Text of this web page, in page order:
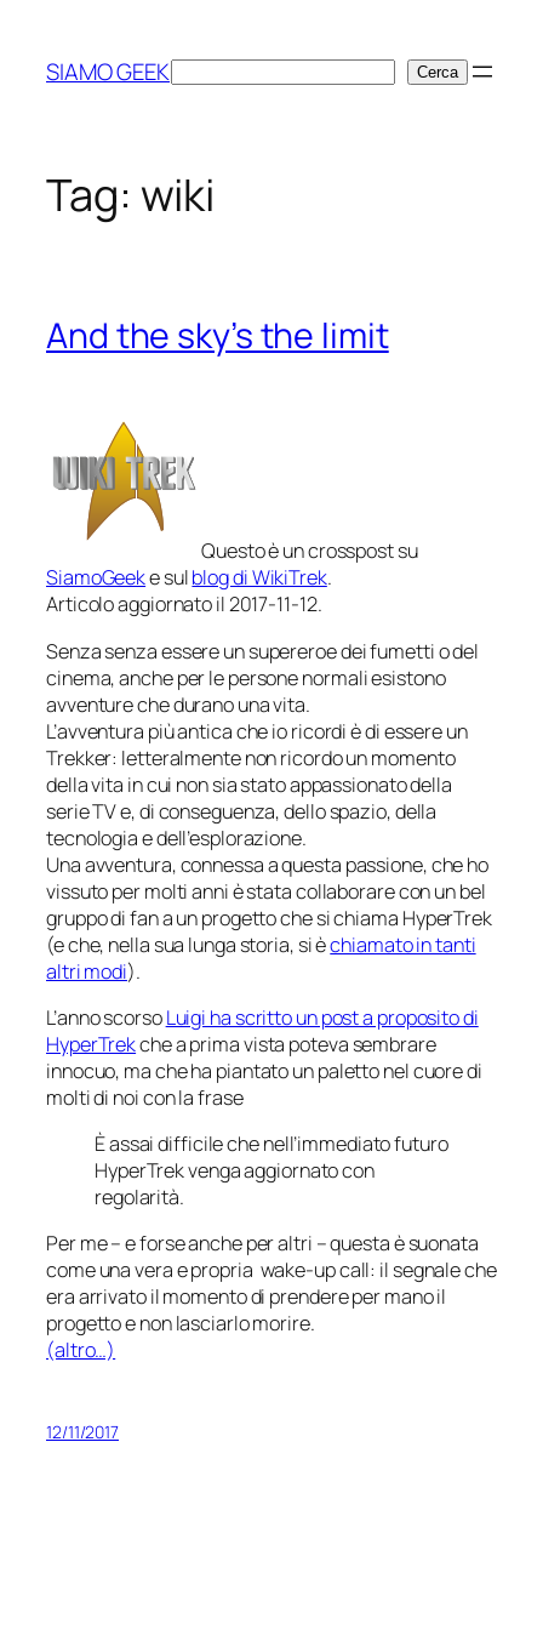
contenuto
SIAMO GEEKCerca Cerca
Tag: wiki
And the sky’s the limit
Questo è un crosspost su
SiamoGeeke sulblog di WikiTrek.
Articolo aggiornato il 2017-11-12.
Senza senza essere un supereroe dei fumetti o del
cinema, anche per le personenormaliesistono
avventure che durano una vita.
L’avventura più antica che io ricordi è di essere un
Trekker: letteralmente non ricordo un momento
della vita in cui non sia stato appassionato della
serie TV e, di conseguenza, dello spazio, della
tecnologia e dell’esplorazione.
Una avventura, connessa a questa passione, che ho
vissuto per molti anni è stata collaborare con un bel
gruppo di fan a un progetto che si chiama HyperTrek
(e che, nella sua lunga storia, si èchiamato in tanti
altri modi).
L’anno scorsoLuigi ha scritto un post a proposito di
HyperTrekche a prima vista poteva sembrare
innocuo, ma che ha piantato un paletto nel cuore di
molti di noi con la frase
È assai difficile che nell’immediato futuro
HyperTrek venga aggiornato con
regolarità.
Per me – e forse anche per altri – questa è suonata
come una vera e propria wake-up call: il segnale che
era arrivato il momento di prendere per mano il
progetto e non lasciarlo morire.
(altro…)
12/11/2017